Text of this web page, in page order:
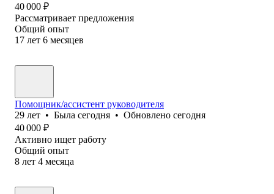
40 000 ₽
Рассматривает предложения
Общий опыт
17 лет 6 месяцев
Помощник/ассистент руководителя
29 лет • Была сегодня • Обновлено сегодня
40 000 ₽
Активно ищет работу
Общий опыт
8 лет 4 месяца